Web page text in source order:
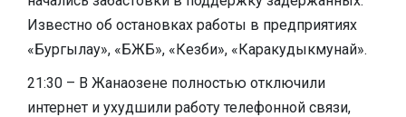
Известно об остановках работы в предприятиях
«Бургылау», «БЖБ», «Кезби», «Каракудыкмунай».
21:30 – В Жанаозене полностью отключили
интернет и ухудшили работу телефонной связи,